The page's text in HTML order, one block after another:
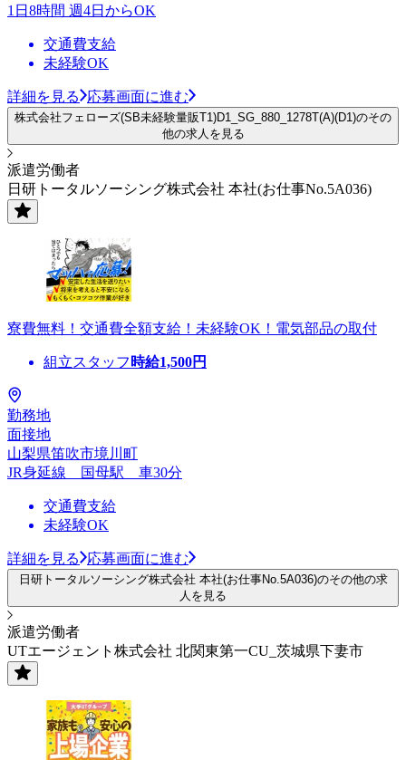
1日8時間 週4日からOK
交通費支給
未経験OK
詳細を見る 応募画面に進む
株式会社フェローズ(SB未経験量販T1)D1_SG_880_1278T(A)(D1)のその
他の求人を見る
派遣労働者
日研トータルソーシング株式会社 本社(お仕事No.5A036)
寮費無料！交通費全額支給！未経験OK！電気部品の取付
組立スタッフ 時給1,500円
勤務地
面接地
山梨県笛吹市境川町
JR身延線 国母駅 車30分
交通費支給
未経験OK
詳細を見る 応募画面に進む
日研トータルソーシング株式会社 本社(お仕事No.5A036)のその他の求
人を見る
派遣労働者
UTエージェント株式会社 北関東第一CU_茨城県下妻市